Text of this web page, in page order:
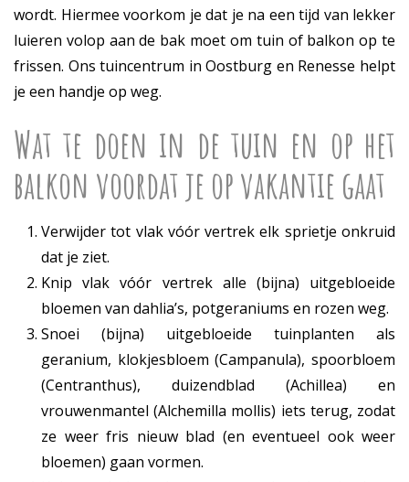
wordt. Hiermee voorkom je dat je na een tijd van lekker
luieren volop aan de bak moet om tuin of balkon op te
frissen. Ons tuincentrum in Oostburg en Renesse helpt
je een handje op weg.
Wat te doen in de tuin en op het
balkon voordat je op vakantie gaat
Verwijder tot vlak vóór vertrek elk sprietje onkruid
dat je ziet.
Knip vlak vóór vertrek alle (bijna) uitgebloeide
bloemen van dahlia’s, potgeraniums en rozen weg.
Snoei (bijna) uitgebloeide tuinplanten als
geranium, klokjesbloem (Campanula), spoorbloem
(Centranthus), duizendblad (Achillea) en
vrouwenmantel (Alchemilla mollis) iets terug, zodat
ze weer fris nieuw blad (en eventueel ook weer
bloemen) gaan vormen.